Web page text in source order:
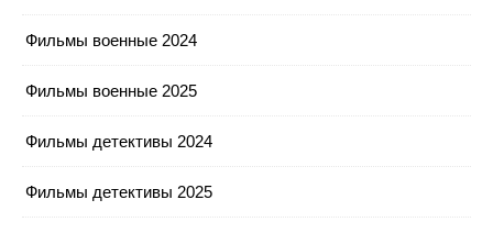
Фильмы военные 2024
Фильмы военные 2025
Фильмы детективы 2024
Фильмы детективы 2025